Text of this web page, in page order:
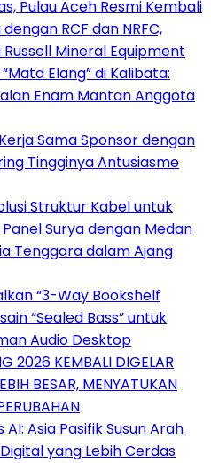
Pulau Aceh Resmi Kembali
RCF dan NRFC,
Mineral Equipment
Elang” di Kalibata:
Enam Mantan Anggota
Sama Sponsor dengan
Tingginya Antusiasme
Struktur Kabel untuk
Surya dengan Medan
Tenggara dalam Ajang
“3-Way Bookshelf
“Sealed Bass” untuk
Audio Desktop
2026 KEMBALI DIGELAR
BESAR, MENYATUKAN
Asia Pasifik Susun Arah
yang Lebih Cerdas